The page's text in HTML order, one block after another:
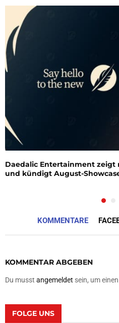
Daedalic Entertainment zeigt
und kündigt August-
KOMMENTARE
KOMMENTAR ABGEBEN
Du musst angemeldet sein, um
FOLGE UNS